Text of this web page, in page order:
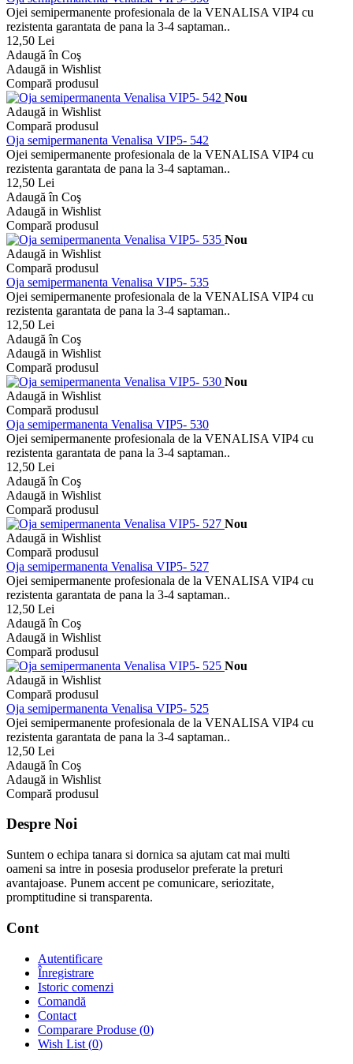
Ojei semipermanente profesionala de la VENALISA VIP4 cu
rezistenta garantata de pana la 3-4 saptaman..
12,50 Lei
Adaugă în Coş
Adaugă in Wishlist
Compară produsul
Nou
Adaugă in Wishlist
Compară produsul
Oja semipermanenta Venalisa VIP5- 542
Ojei semipermanente profesionala de la VENALISA VIP4 cu
rezistenta garantata de pana la 3-4 saptaman..
12,50 Lei
Adaugă în Coş
Adaugă in Wishlist
Compară produsul
Nou
Adaugă in Wishlist
Compară produsul
Oja semipermanenta Venalisa VIP5- 535
Ojei semipermanente profesionala de la VENALISA VIP4 cu
rezistenta garantata de pana la 3-4 saptaman..
12,50 Lei
Adaugă în Coş
Adaugă in Wishlist
Compară produsul
Nou
Adaugă in Wishlist
Compară produsul
Oja semipermanenta Venalisa VIP5- 530
Ojei semipermanente profesionala de la VENALISA VIP4 cu
rezistenta garantata de pana la 3-4 saptaman..
12,50 Lei
Adaugă în Coş
Adaugă in Wishlist
Compară produsul
Nou
Adaugă in Wishlist
Compară produsul
Oja semipermanenta Venalisa VIP5- 527
Ojei semipermanente profesionala de la VENALISA VIP4 cu
rezistenta garantata de pana la 3-4 saptaman..
12,50 Lei
Adaugă în Coş
Adaugă in Wishlist
Compară produsul
Nou
Adaugă in Wishlist
Compară produsul
Oja semipermanenta Venalisa VIP5- 525
Ojei semipermanente profesionala de la VENALISA VIP4 cu
rezistenta garantata de pana la 3-4 saptaman..
12,50 Lei
Adaugă în Coş
Adaugă in Wishlist
Compară produsul
Despre Noi
Suntem o echipa tanara si dornica sa ajutam cat mai multi
oameni sa intre in posesia produselor preferate la preturi
avantajoase. Punem accent pe comunicare, seriozitate,
promptitudine si transparenta.
Cont
Autentificare
Înregistrare
Istoric comenzi
Comandă
Contact
Comparare Produse (0)
Wish List (0)